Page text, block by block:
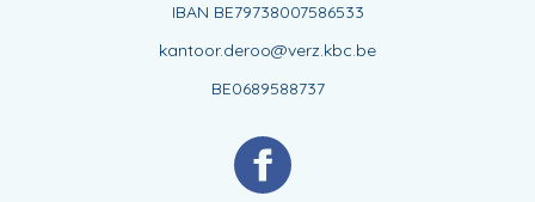
IBAN BE79738007586533
kantoor.deroo@verz.kbc.be
BE0689588737